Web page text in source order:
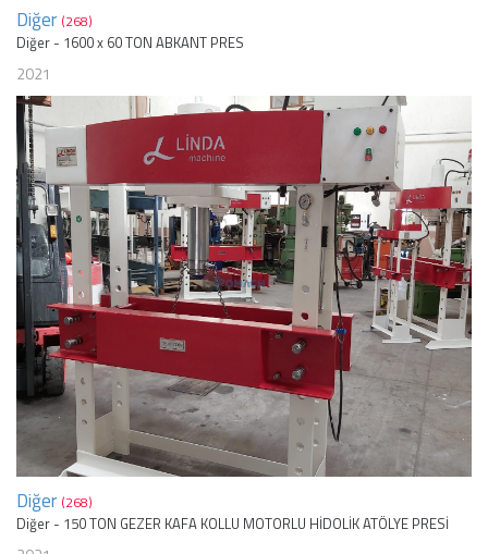
Diğer (268)
Diğer - 1600 x 60 TON ABKANT PRES
2021
Diğer (268)
Diğer - 150 TON GEZER KAFA KOLLU MOTORLU HİDOLİK ATÖLYE PRESİ